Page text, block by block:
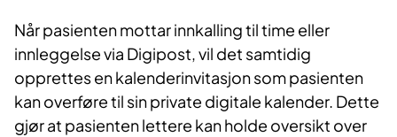
Når pasienten mottar innkalling til time eller
innleggelse via Digipost, vil det samtidig
opprettes en kalenderinvitasjon som pasienten
kan overføre til sin private digitale kalender. Dette
gjør at pasienten lettere kan holde oversikt over